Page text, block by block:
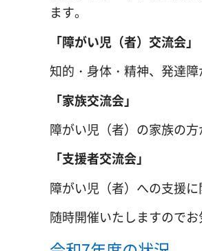
ます。
「障がい児（者）交流会」
知的・身体・精神、発達
「家族交流会」
障がい児（者）の家族の方
「支援者交流会」
障がい児（者）への支援
随時開催いたしますのでお